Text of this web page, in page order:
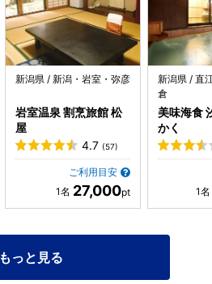
新潟県 / 新潟・岩室・弥彦
岩室温泉 割烹旅館 松
屋
4.7 (57)
ご利用目安
27,000
新潟県 / 直
倉
美味海食
かく
もっと見る